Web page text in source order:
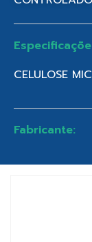
CELULOSE
Fabricante: